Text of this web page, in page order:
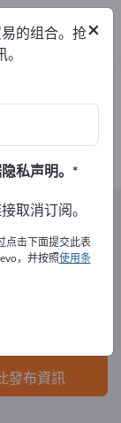
出口商5
制造商5
板
！
司與產
發布資訊
×
的组合。抢
私声明。
取消订阅。
点击下面提交此表
，并按照使用条